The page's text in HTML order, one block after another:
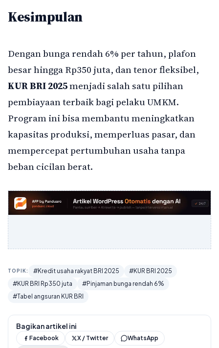
Kesimpulan
Dengan bunga rendah 6% per tahun, plafon
besar hingga Rp350 juta, dan tenor fleksibel,
KUR BRI 2025menjadi salah satu pilihan
pembiayaan terbaik bagi pelaku UMKM.
Program ini bisa membantu meningkatkan
kapasitas produksi, memperluas pasar, dan
mempercepat pertumbuhan usaha tanpa
beban cicilan berat.
TOPIK: #Kredit usaha rakyat BRI 2025
#KUR BRI 2025
#KUR BRI Rp350 juta
#Pinjaman bunga rendah 6%
#Tabel angsuran KUR BRI
Bagikan artikel ini
Facebook X / Twitter
WhatsApp